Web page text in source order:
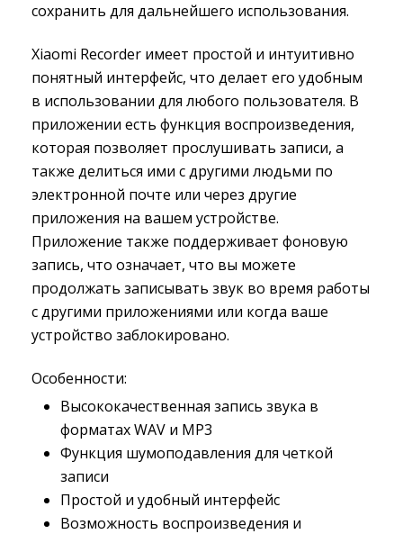
сохранить для дальнейшего использования.
Xiaomi Recorder имеет простой и интуитивно
понятный интерфейс, что делает его удобным
в использовании для любого пользователя. В
приложении есть функция воспроизведения,
которая позволяет прослушивать записи, а
также делиться ими с другими людьми по
электронной почте или через другие
приложения на вашем устройстве.
Приложение также поддерживает фоновую
запись, что означает, что вы можете
продолжать записывать звук во время работы
с другими приложениями или когда ваше
устройство заблокировано.
Особенности:
Высококачественная запись звука в
форматах WAV и MP3
Функция шумоподавления для четкой
записи
Простой и удобный интерфейс
Возможность воспроизведения и